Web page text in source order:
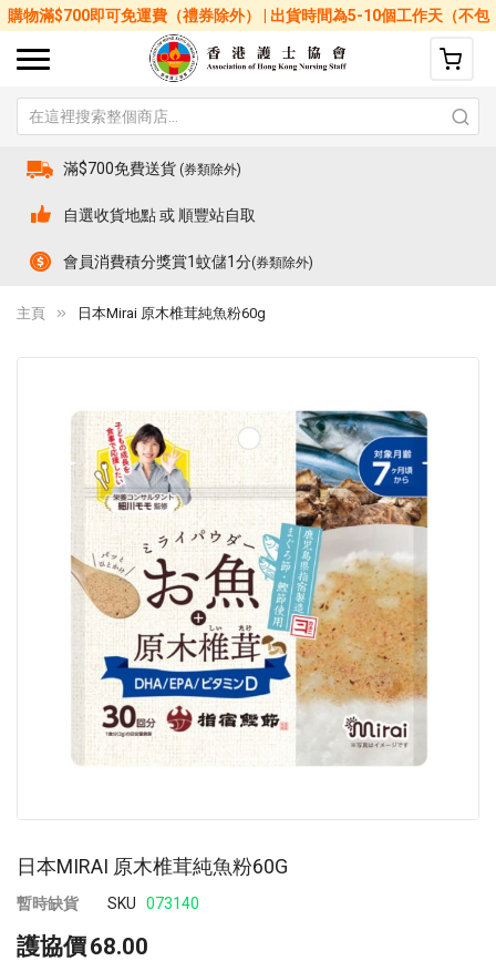
購物滿$700即可免運費（禮券除外） | 出貨時間為5-10個工作天（不包
括星期六、日及公眾假期）
滿$700免費送貨 (券類除外)
自選收貨地點 或 順豐站自取
會員消費積分獎賞1蚊儲1分(券類除外)
主頁 日本Mirai 原木椎茸純魚粉60g
日本MIRAI 原木椎茸純魚粉60G
暫時缺貨 SKU 073140
護協價68.00